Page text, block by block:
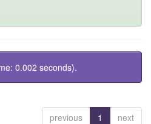
0.002 seconds).
previous 1 next